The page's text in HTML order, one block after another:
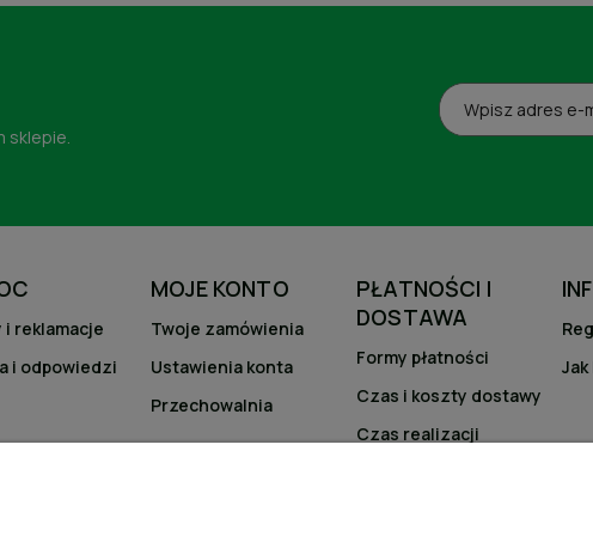
sklepie.
i reklamacje
i odpowiedzi
MOJE KONTO
Twoje zamówienia
Ustawienia konta
Przechowalnia
PŁATNOŚCI I
DOSTAWA
Formy płatności
Czas i koszty dostawy
Czas realizacji
Jak